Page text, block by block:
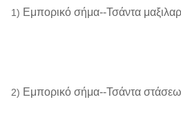
1) Εμπορικό σήμα--Τσάντα
2) Εμπορικό σήμα--Τσάντα